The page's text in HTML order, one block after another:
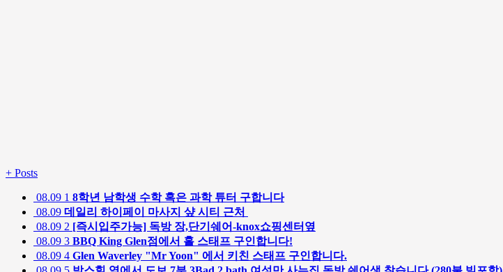
+ Posts
08.09 1 8학년 남학생 수학 혹은 과학 튜터 구합니다
08.09 데일리 하이페이 마사지 샾 시티 근처
08.09 2 [즉시입주가능] 독방 장,단기쉐어-knox쇼핑센터옆
08.09 3 BBQ King Glen점에서 홀 스태프 구인합니다!
08.09 4 Glen Waverley "Mr Yoon" 에서 키친 스태프 구인합니다.